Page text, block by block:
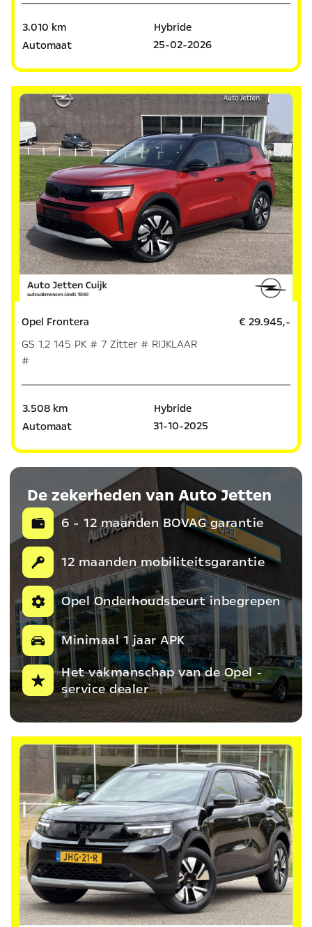
3.010 km
Hybride
Automaat
25-02-2026
Opel Frontera
GS 1.2 145 PK # 7 Zitter # RIJKLAAR
#
€ 29.945,-
3.508 km
Hybride
Automaat
31-10-2025
De zekerheden van Auto Jetten
6 - 12 maanden BOVAG garantie
12 maanden mobiliteitsgarantie
Opel Onderhoudsbeurt inbegrepen
Minimaal 1 jaar APK
Het vakmanschap van de Opel -
service dealer